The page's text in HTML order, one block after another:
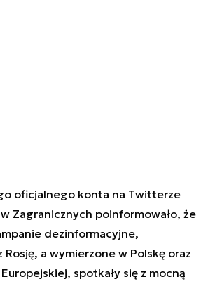
oficjalnego konta na Twitterze
Zagranicznych poinformowało, że
dezinformacyjne,
a wymierzone w Polskę oraz
spotkały się z mocną